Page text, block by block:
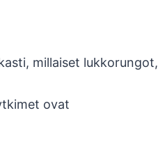
millaiset lukkorungot,
ovat